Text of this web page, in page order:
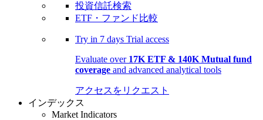
投資信託検索
ETF・ファンド比較
Try in 7 days Trial access
Evaluate over 17K ETF & 140K Mutual fund
coverage and advanced analytical tools
アクセスをリクエスト
インデックス
Market Indicators